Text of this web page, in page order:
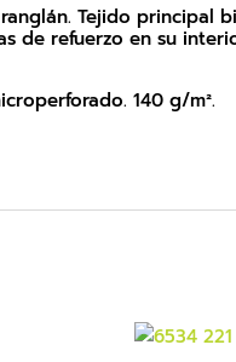
Tejido principal
de refuerzo en su
140 g/m².